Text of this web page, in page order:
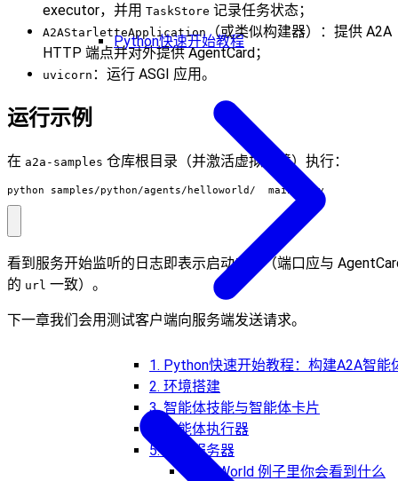
Python快速开始教程
1. Python快速开始教程：构建A2A智能
2. 环境搭建
3. 智能体技能与智能体卡片
4. 智能体执行器
5. 启动服务器
HelloWorld 例子里你会看到什么
executor，并用 TaskStore 记录任务状态；
A2AStarletteApplication （或类似构建器）：提供 A2A
HTTP 端点并对外提供 AgentCard；
uvicorn ：运行 ASGI 应用。
运行示例
在 a2a-samples 仓库根目录（并激活虚拟环境）执行：
python samples/python/agents/helloworld/__main__.py
看到服务开始监听的日志即表示启动成功（端口应与
的 url 一致）。
下一章我们会用测试客户端向服务端发送请求。